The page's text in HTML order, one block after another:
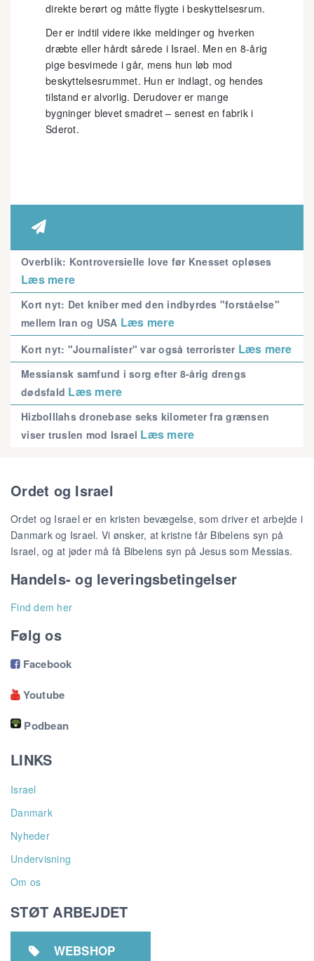
direkte berørt og måtte flygte i beskyttelsesrum.
Der er indtil videre ikke meldinger og hverken
dræbte eller hårdt sårede i Israel. Men en 8-årig
pige besvimede i går, mens hun løb mod
beskyttelsesrummet. Hun er indlagt, og hendes
tilstand er alvorlig. Derudover er mange
bygninger blevet smadret – senest en fabrik i
Sderot.

Overblik: Kontroversielle love før Knesset opløses
Læs mere
Kort nyt: Det kniber med den indbyrdes "forståelse"
mellem Iran og USA Læs mere
Kort nyt: "Journalister" var også terrorister Læs mere
Messiansk samfund i sorg efter 8-årig drengs
dødsfald Læs mere
Hizbolllahs dronebase seks kilometer fra grænsen
viser truslen mod Israel Læs mere
Ordet og Israel
Ordet og Israel er en kristen bevægelse, som driver et arbejde i
Danmark og Israel. Vi ønsker, at kristne får Bibelens syn på
Israel, og at jøder må få Bibelens syn på Jesus som Messias.
Handels- og leveringsbetingelser
Find dem her
Følg os
Facebook
Youtube
Podbean
LINKS
Israel
Danmark
Nyheder
Undervisning
Om os
STØT ARBEJDET
 WEBSHOP